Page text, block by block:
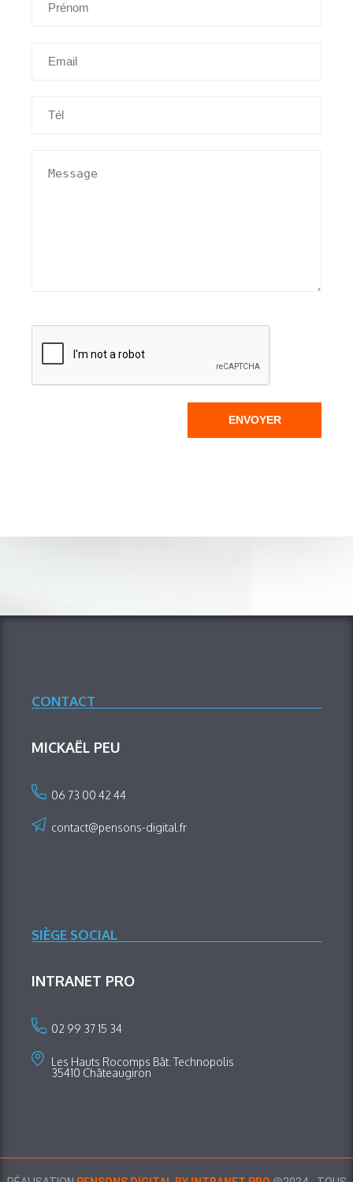
ENVOYER
CONTACT
MICKAËL PEU
06 73 00 42 44
contact@pensons-digital.fr
SIÈGE SOCIAL
INTRANET PRO
02 99 37 15 34
Les Hauts Rocomps Bât. Technopolis
35410 Châteaugiron